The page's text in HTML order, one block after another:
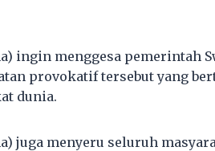
ingin menggesa pemerintah
provokatif tersebut yang
dunia.
juga menyeru seluruh